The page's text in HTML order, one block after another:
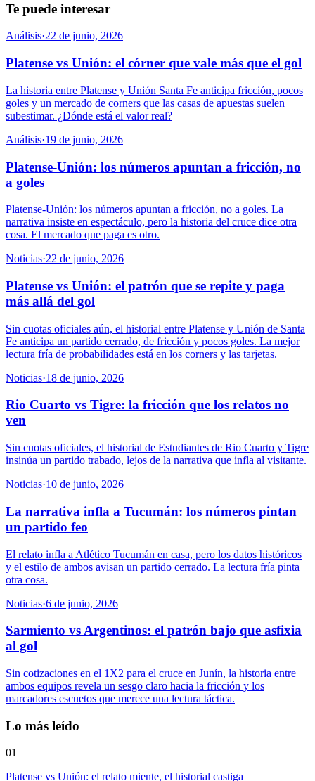
Te puede interesar
Análisis·22 de junio, 2026
Platense vs Unión: el córner que vale más que el gol
La historia entre Platense y Unión Santa Fe anticipa fricción, pocos
goles y un mercado de corners que las casas de apuestas suelen
subestimar. ¿Dónde está el valor real?
Análisis·19 de junio, 2026
Platense-Unión: los números apuntan a fricción, no
a goles
Platense-Unión: los números apuntan a fricción, no a goles. La
narrativa insiste en espectáculo, pero la historia del cruce dice otra
cosa. El mercado que paga es otro.
Noticias·22 de junio, 2026
Platense vs Unión: el patrón que se repite y paga
más allá del gol
Sin cuotas oficiales aún, el historial entre Platense y Unión de Santa
Fe anticipa un partido cerrado, de fricción y pocos goles. La mejor
lectura fría de probabilidades está en los corners y las tarjetas.
Noticias·18 de junio, 2026
Rio Cuarto vs Tigre: la fricción que los relatos no
ven
Sin cuotas oficiales, el historial de Estudiantes de Rio Cuarto y Tigre
insinúa un partido trabado, lejos de la narrativa que infla al visitante.
Noticias·10 de junio, 2026
La narrativa infla a Tucumán: los números pintan
un partido feo
El relato infla a Atlético Tucumán en casa, pero los datos históricos
y el estilo de ambos avisan un partido cerrado. La lectura fría pinta
otra cosa.
Noticias·6 de junio, 2026
Sarmiento vs Argentinos: el patrón bajo que asfixia
al gol
Sin cotizaciones en el 1X2 para el cruce en Junín, la historia entre
ambos equipos revela un sesgo claro hacia la fricción y los
marcadores escuetos que merece una lectura táctica.
Lo más leído
01
Platense vs Unión: el relato miente, el historial castiga